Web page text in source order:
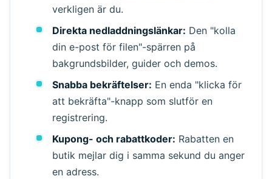
Uppdatera
verkligen är du.
Direkta nedladdningslänkar: Den "kolla
din e-post för filen"-spärren på
bakgrundsbilder, guider och demos.
Snabba bekräftelser: En enda "klicka för
att bekräfta"-knapp som slutför en
registrering.
Kupong- och rabattkoder: Rabatten en
butik mejlar dig i samma sekund du anger
en adress.